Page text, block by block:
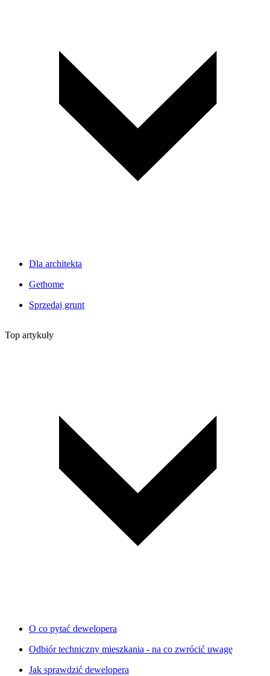
Dla architekta
Gethome
Sprzedaj grunt
Top artykuły
O co pytać dewelopera
Odbiór techniczny mieszkania - na co zwrócić uwagę
Jak sprawdzić dewelopera